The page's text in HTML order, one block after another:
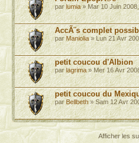
parlumia» Mar 10 Juin
AccÃ¨s complet
parManiolia» Lun 21 Avr
petit coucou d'Albion
parlagrima» Mer 16 Avr
petit coucou du
parBellbeth» Sam 12 Avr
Afficher les